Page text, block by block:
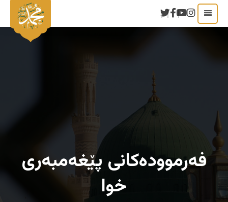
فه‌رمووده‌کانی پێغه‌مبه‌ری
خوا